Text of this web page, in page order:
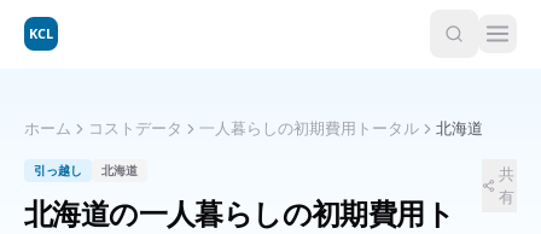
KCL
ホーム コストデータ 一人暮らしの初期費用トータル 北海道
引っ越し 北海道
北海道の一人暮らしの初期費用ト
共
有